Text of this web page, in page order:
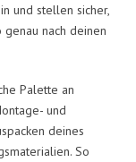
und stellen sicher,
nach deinen
Palette an
und
deines
So